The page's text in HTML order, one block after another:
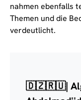
nahmen ebenfalls
Themen und die
verdeutlicht.
🇩🇿🇷🇺|